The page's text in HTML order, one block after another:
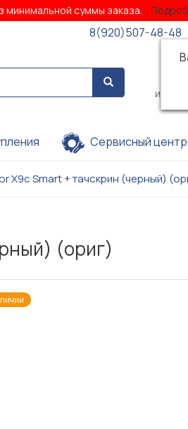
минимальной суммы заказа.
8(920)507-48-48
Сервисный центр
X9c Smart + тачскрин (черный)
(ориг)